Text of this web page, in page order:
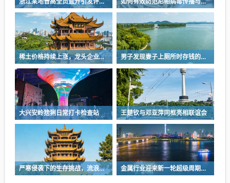
稀土价格持续上涨，龙头企业成功扭亏为盈 男子发现妻子上厕所时存钱的秘密，每天存下千元的习惯
大兴安岭猞猁日常打卡检查站 王楚钦与邓亚萍同框亮相联谊会
严寒侵袭下的生存挑战，流浪汉依赖木板与破旧衣物维生 金属行业迎来新一轮超级周期的机会与挑战